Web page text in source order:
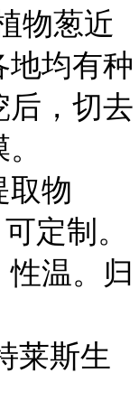
物葱近
地均有种
后，切去
取物
定制。
性温。归
莱斯生